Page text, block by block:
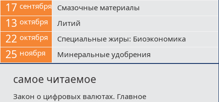
17 сентября Смазочные материалы
13 октября Литий
22 октября Специальные жиры: Биоэкономика
25 ноября Минеральные удобрения
самое читаемое
Закон о цифровых валютах. Главное